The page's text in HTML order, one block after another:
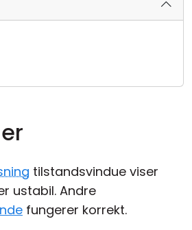
tilstandsvindue viser
ustabil. Andre
fungerer korrekt.